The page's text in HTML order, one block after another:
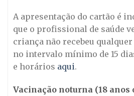
A apresentação do cartão é
que o profissional de saúde
criança não recebeu
no intervalo mínimo de 15
e horários aqui.
Vacinação noturna (18 anos